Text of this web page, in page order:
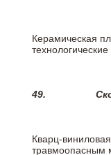
Керамическая
49.
Кварц-
травмоопасным